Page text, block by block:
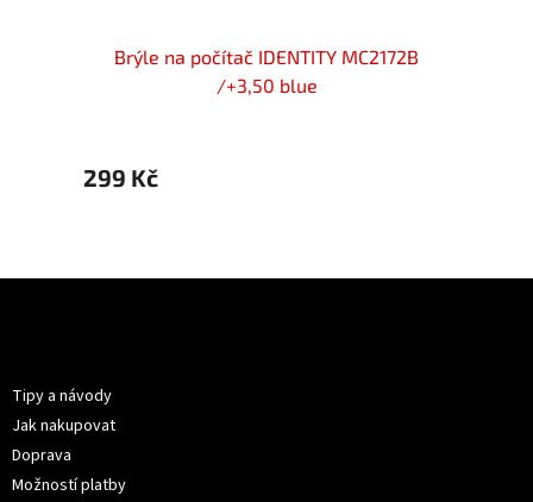
Brýle na počítač IDENTITY MC2172B
/+3,50 blue
299 Kč
Tipy a návody
Jak nakupovat
Doprava
Možností platby